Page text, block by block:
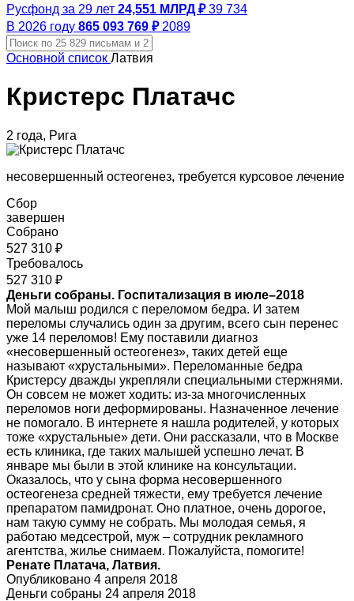
Русфонд за 29 лет 24,551 МЛРД ₽ 39 734
В 2026 году 865 093 769 ₽ 2089
Основной список Латвия
Кристерс Платачс
2 года, Рига
несовершенный остеогенез, требуется курсовое лечение
Сбор
завершен
Собрано
527 310 ₽
Требовалось
527 310 ₽
Деньги собраны. Госпитализация в июле–2018
Мой малыш родился с переломом бедра. И затем
переломы случались один за другим, всего сын перенес
уже 14 переломов! Ему поставили диагноз
«несовершенный остеогенез», таких детей еще
называют «хрустальными». Переломанные бедра
Кристерсу дважды укрепляли специальными стержнями.
Он совсем не может ходить: из-за многочисленных
переломов ноги деформированы. Назначенное лечение
не помогало. В интернете я нашла родителей, у которых
тоже «хрустальные» дети. Они рассказали, что в Москве
есть клиника, где таких малышей успешно лечат. В
январе мы были в этой клинике на консультации.
Оказалось, что у сына форма несовершенного
остеогенеза средней тяжести, ему требуется лечение
препаратом памидронат. Оно платное, очень дорогое,
нам такую сумму не собрать. Мы молодая семья, я
работаю медсестрой, муж – сотрудник рекламного
агентства, жилье снимаем. Пожалуйста, помогите!
Ренате Платача, Латвия.
Опубликовано 4 апреля 2018
Деньги собраны 24 апреля 2018